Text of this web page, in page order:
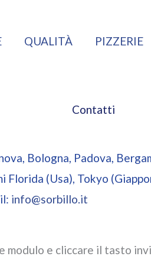
QUALITÀ PIZZERIE
Contatti
Bologna, Padova,
Florida (Usa), Tokyo
info@sorbillo.it
modulo e cliccare il tasto